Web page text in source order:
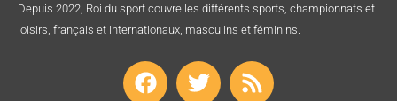
Depuis 2022, Roi du sport couvre les différents sports, championnats et
loisirs, français et internationaux, masculins et féminins.
F
a
T
w
R
s